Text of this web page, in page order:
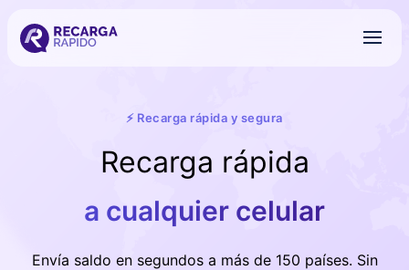
⚡ Recarga rápida y segura
Recarga rápida
a cualquier celular
Envía saldo en segundos a más de 150 países. Sin